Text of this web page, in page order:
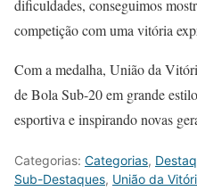
dificuldades, conseguimos
competição com uma vitória
Com a medalha, União da
de Bola Sub-20 em grande
esportiva e inspirando novas
Categorias: Categorias,
Sub-Destaques, União da